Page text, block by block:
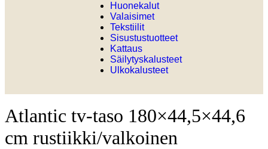
Huonekalut
Valaisimet
Tekstiilit
Sisustustuotteet
Kattaus
Säilytyskalusteet
Ulkokalusteet
Atlantic tv-taso 180×44,5×44,6
cm rustiikki/valkoinen